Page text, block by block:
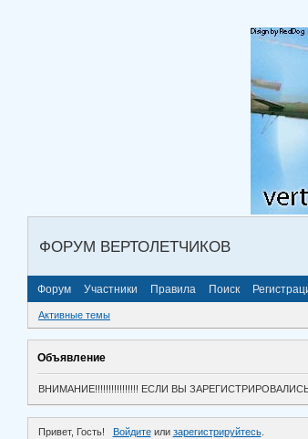
ФОРУМ ВЕРТОЛЕТЧИКОВ
Форум Участники Правила Поиск
Активные темы
Объявление
ВНИМАНИЕ!!!!!!!!!!!!!!!! ЕСЛИ ВЫ
Привет, Гость! Войдитеили зарегистрируйтесь.